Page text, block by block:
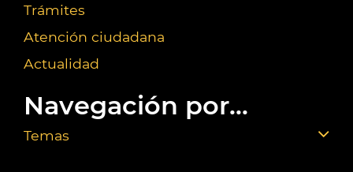
Trámites
Atención ciudadana
Actualidad
Navegación por...
Temas